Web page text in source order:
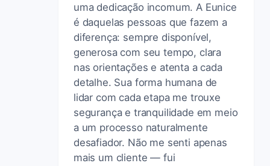
uma dedicação incomum. A Eunice
é daquelas pessoas que fazem a
diferença: sempre disponível,
generosa com seu tempo, clara
nas orientações e atenta a cada
detalhe. Sua forma humana de
lidar com cada etapa me trouxe
segurança e tranquilidade em meio
a um processo naturalmente
desafiador. Não me senti apenas
mais um cliente — fui